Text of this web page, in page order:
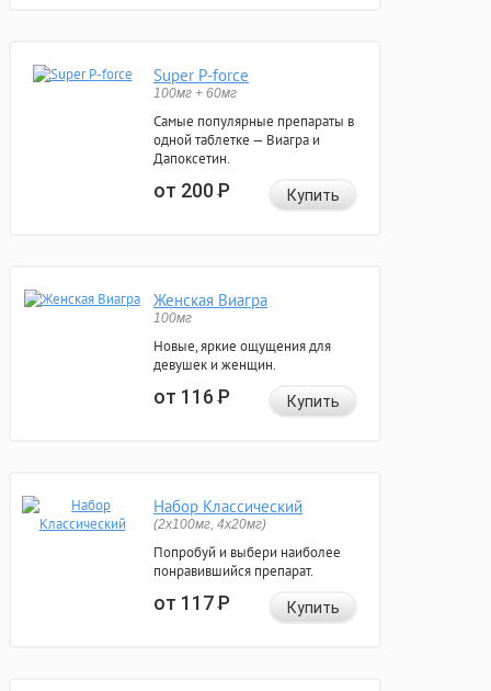
Super P-force
100мг + 60мг
Самые популярные препараты в
одной таблетке — Виагра и
Дапоксетин.
от 200Р Купить
Женская Виагра
100мг
Новые, яркие ощущения для
девушек и женщин.
от 116Р Купить
Набор Классический
(2x100мг, 4x20мг)
Попробуй и выбери наиболее
понравившийся препарат.
от 117Р Купить